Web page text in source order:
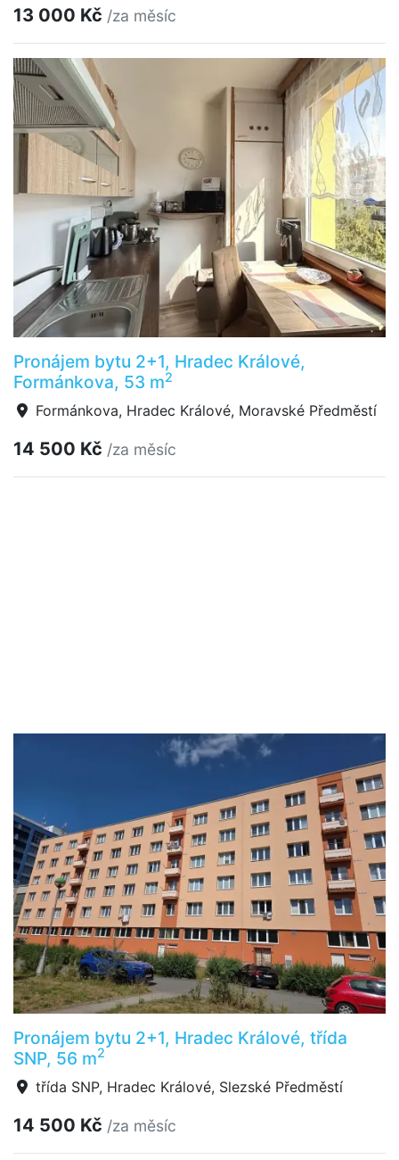
13 000 Kč /za měsíc
Pronájem bytu 2+1, Hradec Králové,
Formánkova, 53 m2
Formánkova, Hradec Králové, Moravské Předměstí
14 500 Kč /za měsíc
Pronájem bytu 2+1, Hradec Králové, třída
SNP, 56 m2
třída SNP, Hradec Králové, Slezské Předměstí
14 500 Kč /za měsíc